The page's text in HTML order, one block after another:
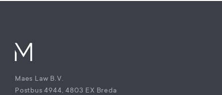
Maes Law B.V.
Postbus 4944, 4803 EX Breda